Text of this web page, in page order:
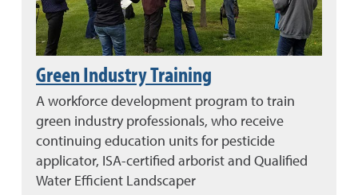
Green Industry Training
A workforce development program to train
green industry professionals, who receive
continuing education units for pesticide
applicator, ISA-certified arborist and Qualified
Water Efficient Landscaper